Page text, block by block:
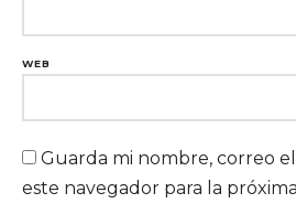
WEB
Guarda mi nombre, correo
este navegador para la